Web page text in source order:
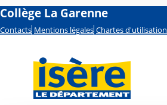
Collège La Garenne
Contacts Mentions légales Chartes d'utilisation